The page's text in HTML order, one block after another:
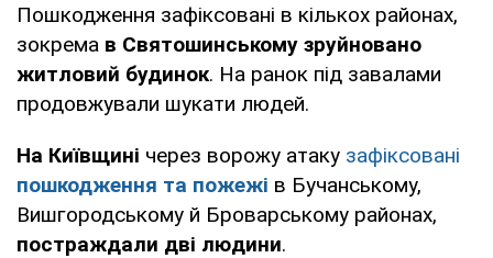
Пошкодження зафіксовані в кількох районах,
зокрема в Святошинському зруйновано
житловий будинок. На ранок під завалами
продовжували шукати людей.
На Київщині через ворожу атаку зафіксовані
пошкодження та пожежі в Бучанському,
Вишгородському й Броварському районах,
постраждали дві людини.